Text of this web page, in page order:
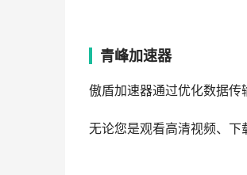
青峰加速器
傲盾加速器通过优化数据传
无论您是观看高清视频、下